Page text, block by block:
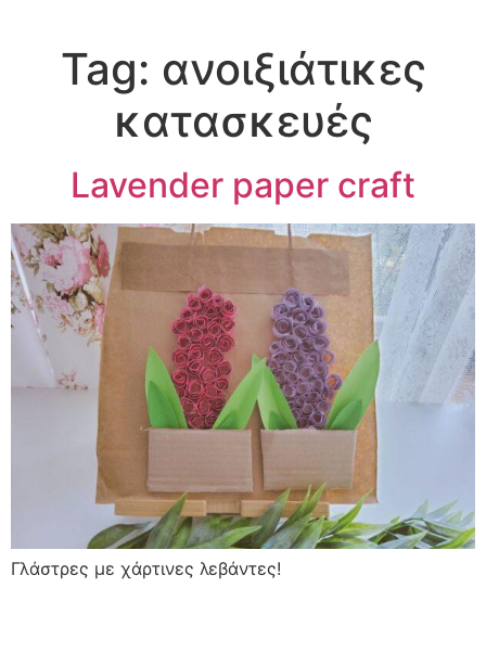
Tag: ανοιξιάτικες
κατασκευές
Lavender paper craft
Γλάστρες με χάρτινες λεβάντες!